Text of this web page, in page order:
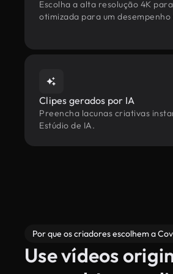
Escolha a alta resolução 4K
otimizada para um
Clipes gerados por IA
Preencha lacunas criativas
Estúdio de IA.
Por que os criadores escolhem a
Use vídeos